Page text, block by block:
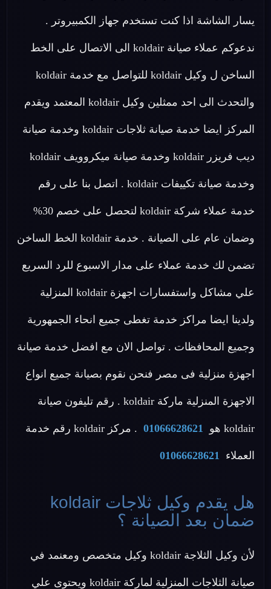
يسار الشاشة اذا كنت تستخدم جهاز الكمبيروتر .
ندعوكم عملاء صيانة koldair الى الاتصال على الخط
الساخن ل وكيل koldair للتواصل مع خدمة koldair
والتحدث الى احد ممثلين وكيل koldair المعتمد ويقدم
المركز ايضا خدمة صيانة ثلاجات koldair وخدمة صيانة
ديب فريزر koldair وخدمة صيانة ميكروويف koldair
وخدمة صيانة تكييفات koldair . اتصل بنا على رقم
خدمة عملاء شركة koldair لتحصل على خصم 30%
وضمان عام على الصيانة . خدمة koldair الخط الساخن
تضمن لك خدمة عملاء على مدار الاسبوع للرد السريع
علي مشاكل واستفسارات اجهزة koldair المنزلية
ولدينا ايضا مراكز خدمة تغطى جميع انحاء الجمهورية
وجميع المحافظات . تواصل الان مع افضل خدمة صيانة
اجهزة منزلية فى مصر فنحن نقوم بصيانة جميع انواع
الاجهزة المنزلية ماركة koldair . رقم تليفون صيانة
koldair هو 01066628621 . مركز koldair رقم خدمة
العملاء 01066628621
هل يقدم وكيل ثلاجات koldair
ضمان بعد الصيانة ؟
لأن وكيل الثلاجة koldair وكيل متخصص ومعنمد في
صيانة الثلاجات المنزلية لماركة koldair ويحتوى علي